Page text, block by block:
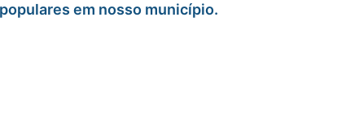
em nosso município.